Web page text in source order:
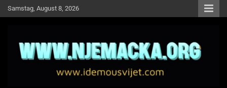
Skip
to
Samstag, August 8, 2026